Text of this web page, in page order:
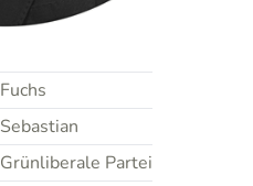
Fuchs
Sebastian
Grünliberale Partei